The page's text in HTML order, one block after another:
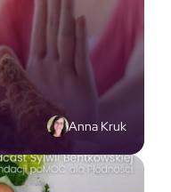
Anna Kruk